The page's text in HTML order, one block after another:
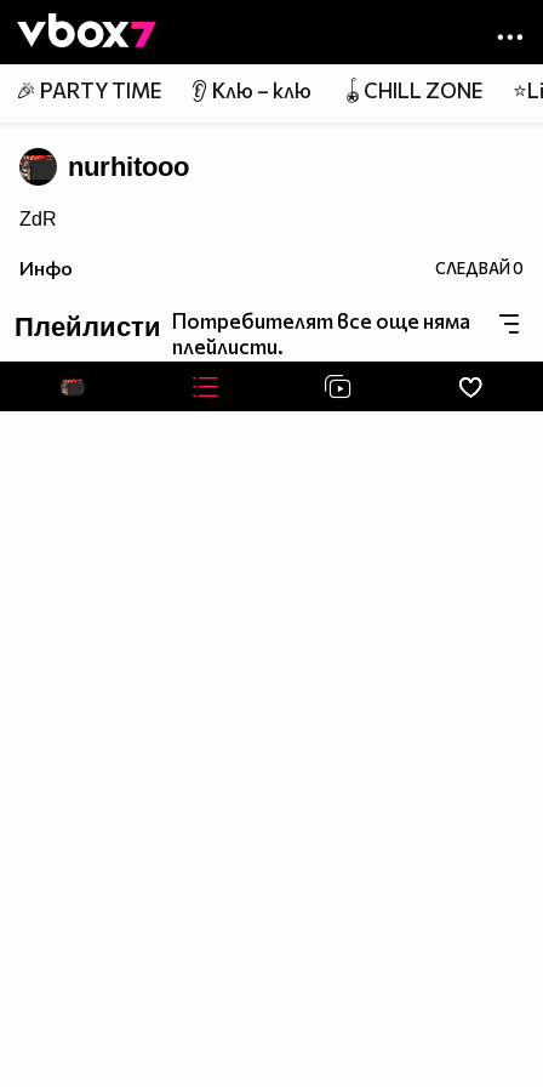
👾
🎉 PARTY TIME 👂 Клю – клю 🪀CHILL ZONE
nurhitooo
ZdR
Инфо СЛЕДВАЙ0
Плейлисти Потребителят все още няма
плейлисти.